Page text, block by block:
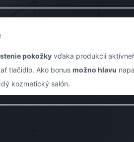
pokožky vďaka produkcii
tlačidlo. Ako bonus možno hlavu
kozmetický salón.